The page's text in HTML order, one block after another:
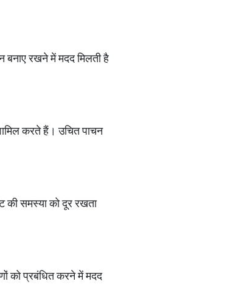
बनाए रखने में मदद मिलती है
करते हैं। उचित पाचन
की समस्या को दूर रखता
को प्रबंधित करने में मदद